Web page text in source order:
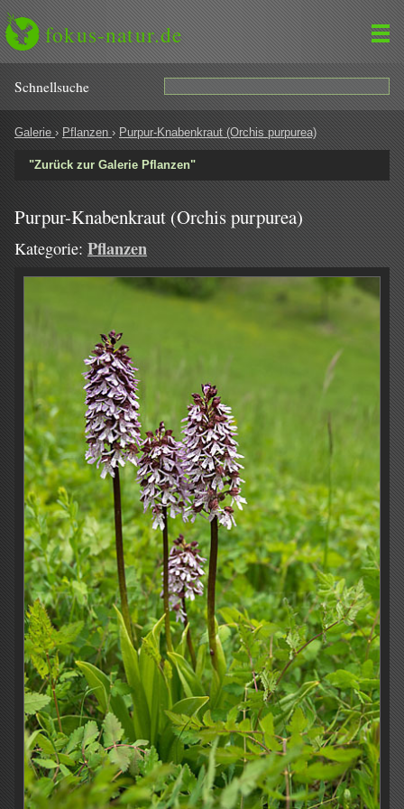
fokus-natur.de
Schnell­suche
Galerie › Pflanzen › Purpur-Knabenkraut (Orchis purpurea)
"Zurück zur Galerie Pflanzen"
Purpur-Knabenkraut (Orchis purpurea)
Kategorie: Pflanzen